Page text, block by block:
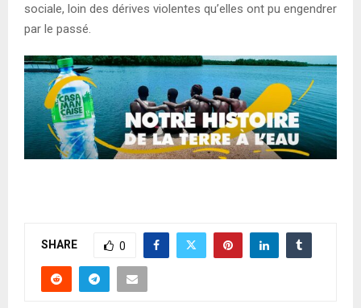
sociale, loin des dérives violentes qu’elles ont pu engendrer
par le passé.
SHARE 0